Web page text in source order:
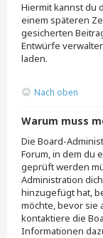
Hiermit kannst du
einem späteren
gesicherten
Entwürfe
laden.
Nach oben
Warum muss
Die Board-
Forum, in dem du
geprüft werden
Administration
hinzugefügt hat,
möchte, bevor sie
kontaktiere die
Informationen